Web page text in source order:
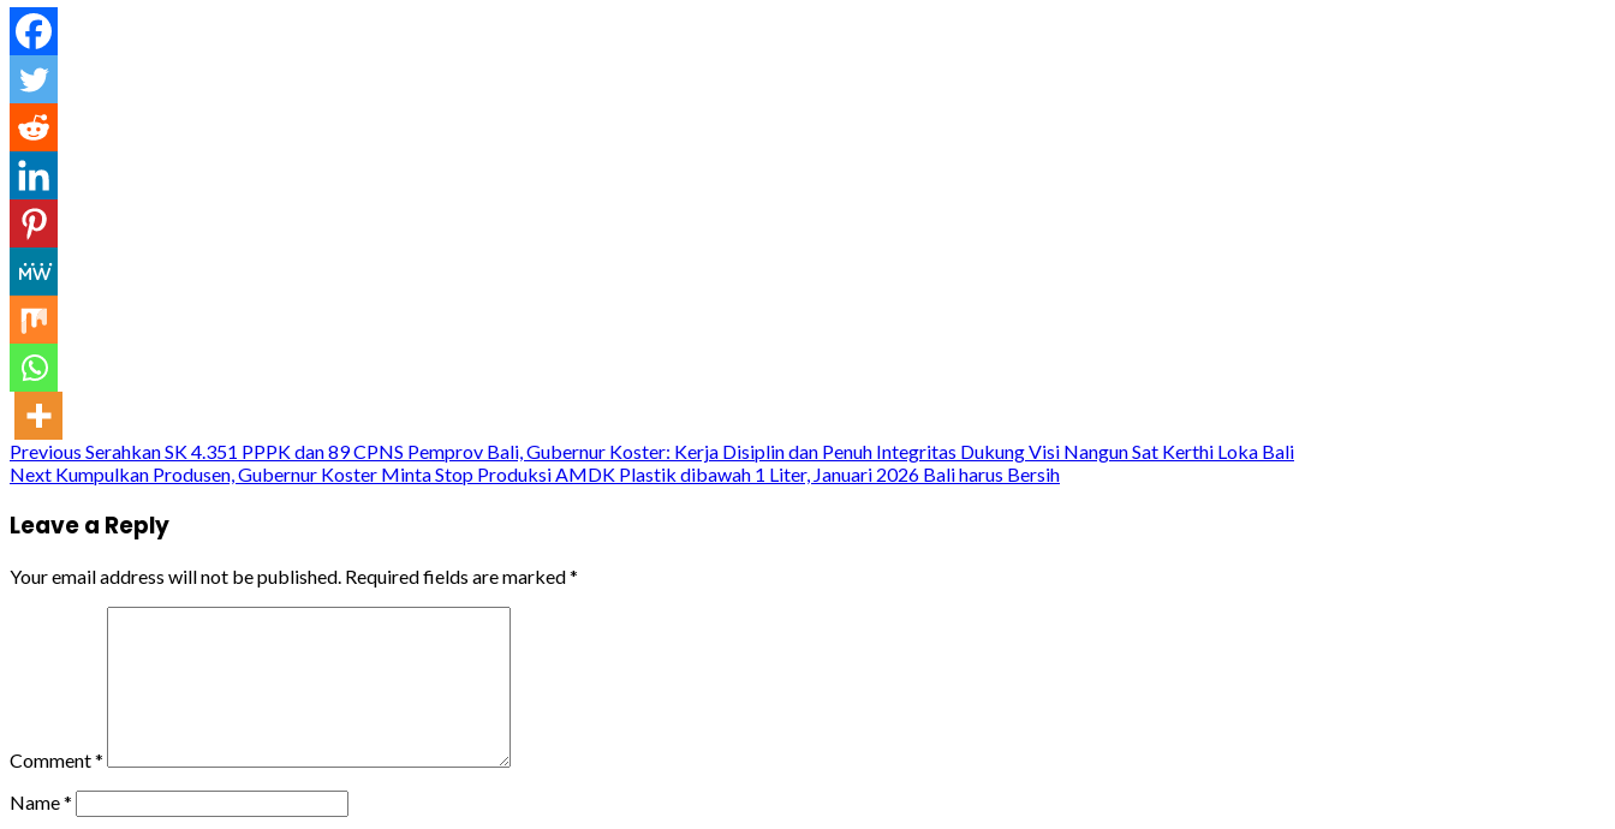
Continue
Previous Serahkan SK 4.351 PPPK dan 89 CPNS Pemprov Bali, Gubernur Koster: Kerja Disiplin dan Penuh Integritas Dukung Visi Nangun Sat Kerthi Loka Bali
Next Kumpulkan Produsen, Gubernur Koster Minta Stop Produksi AMDK Plastik dibawah 1 Liter, Januari 2026 Bali harus Bersih
Leave a Reply
Your email address will not be published. Required fields are marked*
Comment*
Name*